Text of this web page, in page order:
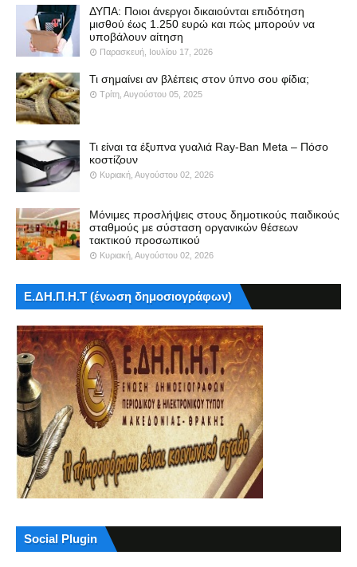
ΔΥΠΑ: Ποιοι άνεργοι δικαιούνται επιδότηση
μισθού έως 1.250 ευρώ και πώς μπορούν να
υποβάλουν αίτηση
Παρασκευή, Ιουλίου 17, 2026
Τι σημαίνει αν βλέπεις στον ύπνο σου φίδια;
Τρίτη, Αυγούστου 05, 2025
Τι είναι τα έξυπνα γυαλιά Ray-Ban Meta – Πόσο
κοστίζουν
Κυριακή, Αυγούστου 02, 2026
Μόνιμες προσλήψεις στους δημοτικούς παιδικούς
σταθμούς με σύσταση οργανικών θέσεων
τακτικού προσωπικού
Κυριακή, Αυγούστου 02, 2026
Ε.ΔΗ.Π.Η.Τ (ένωση δημοσιογράφων)
Social Plugin